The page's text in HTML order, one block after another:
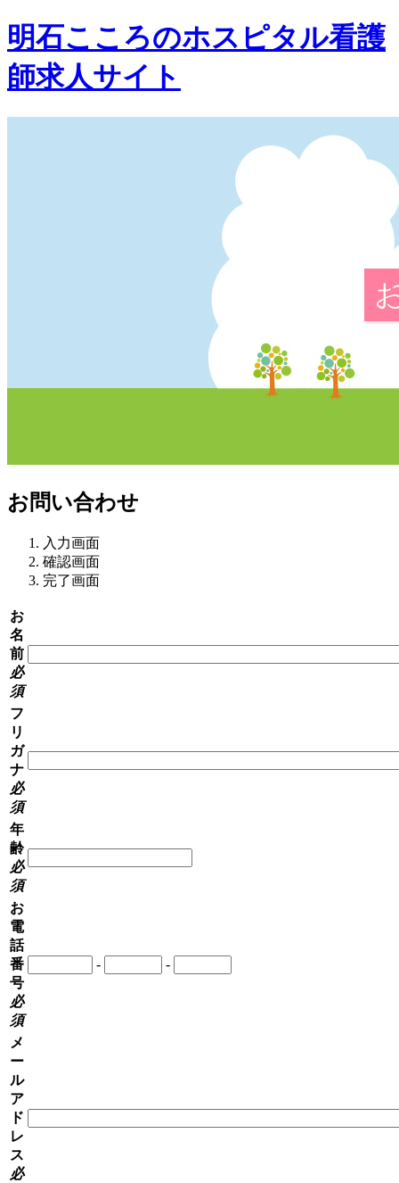
明石こころのホスピタル看護
師求人サイト
お問い合わせ
入力画面
確認画面
完了画面
お
名
前
必
須
フ
リ
ガ
ナ
必
須
年
齢
必
須
お
電
話
番
号
必
須
- -
メ
ー
ル
ア
ド
レ
ス
必